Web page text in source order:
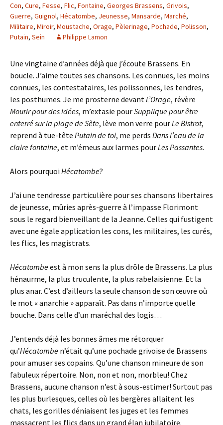
Con, Cure, Fesse, Flic, Fontaine, Georges Brassens, Grivois,
Guerre, Guignol, Hécatombe, Jeunesse, Mansarde, Marché,
Militaire, Miroir, Moustache, Orage, Pèlerinage, Pochade, Polisson,
Putain, Sein Philippe Lamon
Une vingtaine d’années déjà que j’écoute Brassens. En
boucle. J’aime toutes ses chansons. Les connues, les moins
connues, les contestataires, les polissonnes, les tendres,
les posthumes. Je me prosterne devantL’Orage, révère
Mourir pour des idées, m’extasie pourSupplique pour être
enterré sur la plage de Sète, lève mon verre pourLe Bistrot,
reprend à tue-tête Putain de toi, me perds Dans l’eau de la
claire fontaine, et m’émeus aux larmes pourLes Passantes.
Alors pourquoi Hécatombe?
J’ai une tendresse particulière pour ses chansons libertaires
de jeunesse, mûries après-guerre à l’impasse Florimont
sous le regard bienveillant de la Jeanne. Celles qui fustigent
avec une égale application les cons, les militaires, les curés,
les flics, les magistrats.
Hécatombeest à mon sens la plus drôle de Brassens. La plus
hénaurme, la plus truculente, la plus rabelaisienne. Et la
plus anar. C’est d’ailleurs la seule chanson de son œuvre où
le mot « anarchie » apparaît. Pas dans n’importe quelle
bouche. Dans celle d’un maréchal des logis…
J’entends déjà les bonnes âmes me rétorquer
qu’Hécatombe n’était qu’une pochade grivoise de Brassens
pour amuser ses copains. Qu’une chanson mineure de son
fabuleux répertoire. Non, non et non, morbleu! Chez
Brassens, aucune chanson n’est à sous-estimer! Surtout pas
les plus burlesques, celles où les bergères allaitent les
chats, les gorilles déniaisent les juges et les femmes
massacrent les flics dans un grand élan jubilatoire.